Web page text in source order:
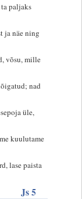
paljaks
ja näe ning
võsu, mille
nad
üle,
kuulutame
lase paista
Js 5